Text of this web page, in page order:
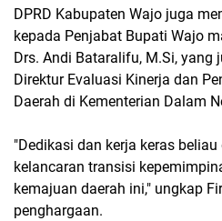
DPRD Kabupaten Wajo juga
kepada Penjabat Bupati Wajo
Drs. Andi Bataralifu, M.Si, yang
Direktur Evaluasi Kinerja dan
Daerah di Kementerian Dalam
"Dedikasi dan kerja keras
kelancaran transisi
kemajuan daerah ini," ungkap
penghargaan.